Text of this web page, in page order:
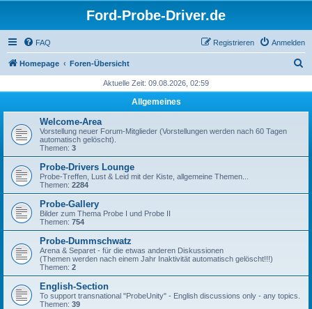
Ford-Probe-Driver.de
FAQ Anmelden
Registrieren
Homepage Foren-Übersicht
h
Aktuelle Zeit: 09.08.2026, 02:59
Allgemeines
Welcome-Area
Vorstellung neuer Forum-Mitglieder (Vorstellungen werden nach 60 Tagen
automatisch gelöscht).
Themen: 3
Probe-Drivers Lounge
Probe-Treffen, Lust & Leid mit der Kiste, allgemeine Themen...
Themen: 2284
Probe-Gallery
Bilder zum Thema Probe I und Probe II
Themen: 754
Probe-Dummschwatz
Arena & Separet - für die etwas anderen Diskussionen
(Themen werden nach einem Jahr Inaktivität automatisch gelöscht!!!)
Themen: 2
English-Section
To support transnational "ProbeUnity" - English discussions only - any topics.
Themen: 39